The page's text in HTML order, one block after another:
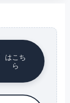
はこち
ら